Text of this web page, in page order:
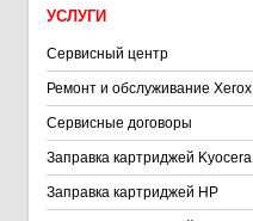
УСЛУГИ
Сервисный центр
Ремонт и обслуживание Xerox
Сервисные договоры
Заправка картриджей Kyocera
Заправка картриджей HP